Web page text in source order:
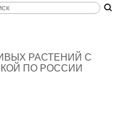
РАСТЕНИЙ С
ПО РОССИИ